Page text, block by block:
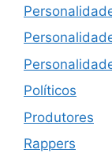
Políticos
Produtores
Rappers